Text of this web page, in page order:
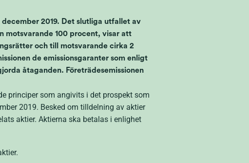
2019. Det slutliga utfallet av
motsvarande 100 procent, visar att
och till motsvarande cirka 2
de emissionsgaranter som enligt
åtaganden. Företrädesemissionen
principer som angivits i det prospekt som
2019. Besked om tilldelning av aktier
aktier. Aktierna ska betalas i enlighet